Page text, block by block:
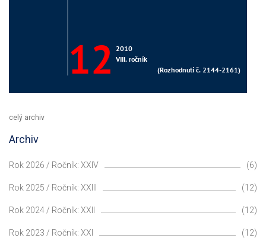
celý archiv
Archiv
Rok 2026 / Ročník: XXIV (6)
Rok 2025 / Ročník: XXIII (12)
Rok 2024 / Ročník: XXII (12)
Rok 2023 / Ročník: XXI (12)